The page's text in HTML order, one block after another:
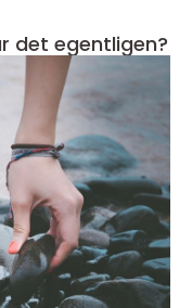
det egentligen?